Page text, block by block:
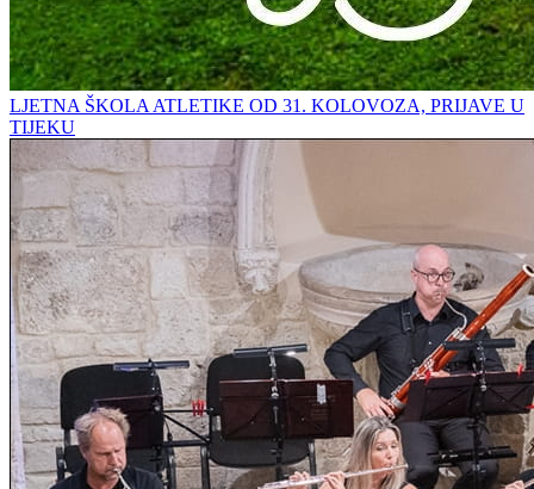
LJETNA ŠKOLA ATLETIKE OD 31. KOLOVOZA, PRIJAVE U
TIJEKU